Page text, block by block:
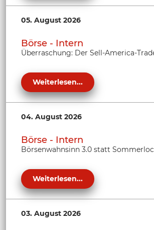
05. August 2026
Börse - Intern
Überraschung: Der Sell-America-
Weiterlesen...
04. August 2026
Börse - Intern
Börsenwahnsinn 3.0 statt
Weiterlesen...
03. August 2026